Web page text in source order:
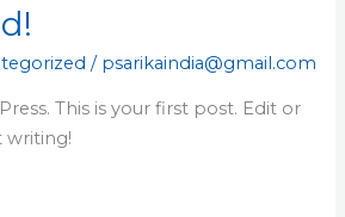
/ psarikaindia@gmail.com
This is your first post. Edit or
writing!